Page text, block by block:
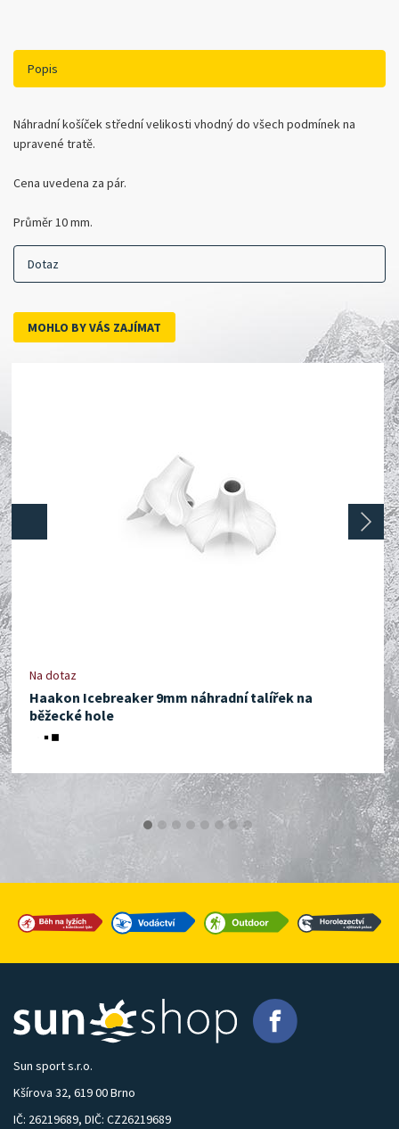
Popis
Náhradní košíček střední velikosti vhodný do všech podmínek na
upravené tratě.
Cena uvedena za pár.
Průměr 10 mm.
Dotaz
MOHLO BY VÁS ZAJÍMAT
Na dotaz
Haakon Icebreaker 9mm náhradní talířek na
běžecké hole
next
Sun sport s.r.o.
Kšírova 32, 619 00 Brno
IČ: 26219689, DIČ: CZ26219689